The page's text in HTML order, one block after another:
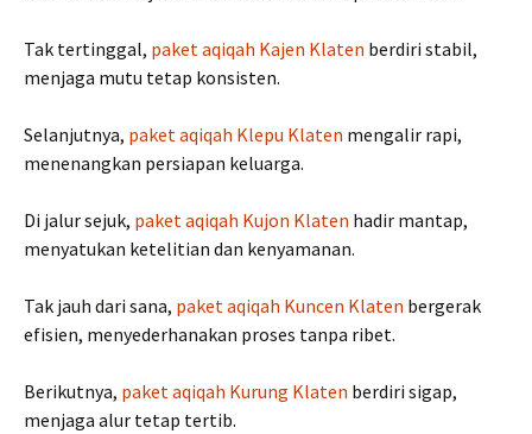
Tak tertinggal, paket aqiqah Kajen Klaten berdiri stabil,
menjaga mutu tetap konsisten.
Selanjutnya, paket aqiqah Klepu Klaten mengalir rapi,
menenangkan persiapan keluarga.
Di jalur sejuk, paket aqiqah Kujon Klaten hadir mantap,
menyatukan ketelitian dan kenyamanan.
Tak jauh dari sana, paket aqiqah Kuncen Klaten bergerak
efisien, menyederhanakan proses tanpa ribet.
Berikutnya, paket aqiqah Kurung Klaten berdiri sigap,
menjaga alur tetap tertib.